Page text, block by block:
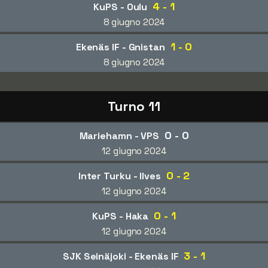
KuPS - Oulu 4 - 1
8 giugno 2024
Ekenäs IF - Gnistan 1 - 0
8 giugno 2024
Turno 11
Mariehamn - VPS 0 - 0
12 giugno 2024
Inter Turku - Ilves 0 - 2
12 giugno 2024
KuPS - Haka 0 - 1
12 giugno 2024
SJK Seinäjoki - Ekenäs IF 3 - 1